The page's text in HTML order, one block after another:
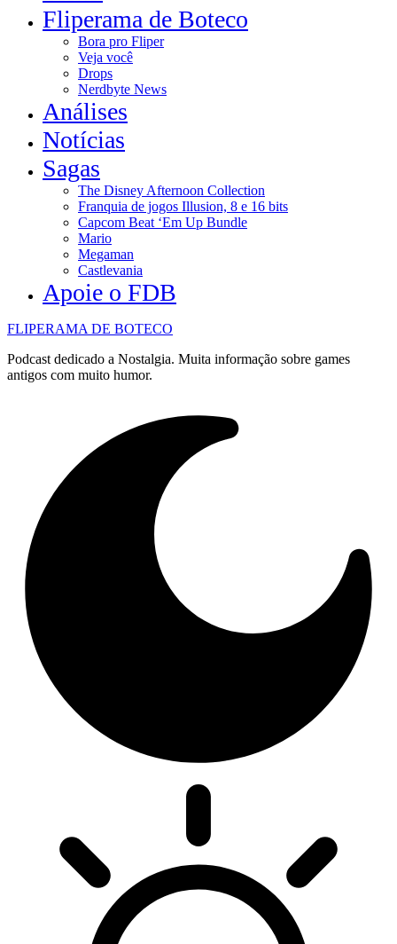
Fliperama de Boteco
Bora pro Fliper
Veja você
Drops
Nerdbyte News
Análises
Notícias
Sagas
The Disney Afternoon Collection
Franquia de jogos Illusion, 8 e 16 bits
Capcom Beat ‘Em Up Bundle
Mario
Megaman
Castlevania
Apoie o FDB
FLIPERAMA DE BOTECO
Podcast dedicado a Nostalgia. Muita informação sobre games
antigos com muito humor.